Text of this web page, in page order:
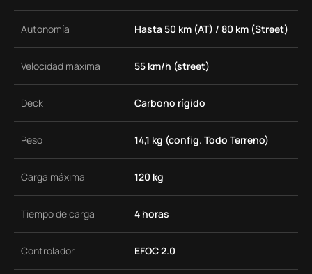
Autonomía Hasta 50 km (AT) / 80 km (Street)
Velocidad máxima 55 km/h (street)
Deck Carbono rígido
Peso 14,1 kg (config. Todo Terreno)
Carga máxima 120 kg
Tiempo de carga 4 horas
Controlador EFOC 2.0